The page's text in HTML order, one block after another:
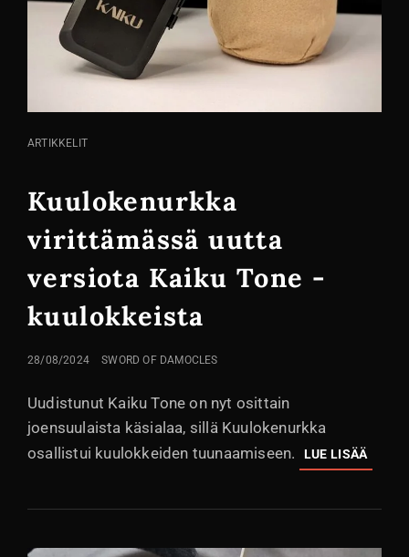
KISSA
ARTIKKELIT
Kuulokenurkka
virittämässä uutta
versiota Kaiku Tone -
kuulokkeista
LÄHETETTY
28/08/2024 SWORD OF DAMOCLES
Uudistunut Kaiku Tone on nyt osittain
joensuulaista käsialaa, sillä Kuulokenurkka
osallistui kuulokkeiden tuunaamiseen.
LUE LISÄÄ
TONE